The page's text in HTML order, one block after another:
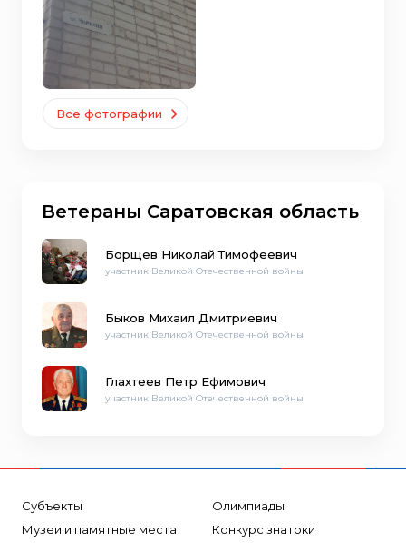
Все фотографии
Ветераны Саратовская область
Борщев Николай Тимофеевич
участник Великой Отечественной войны
Быков Михаил Дмитриевич
участник Великой Отечественной войны
Глахтеев Петр Ефимович
участник Великой Отечественной войны
Субъекты
Музеи и памятные места
Олимпиады
Конкурс знатоки